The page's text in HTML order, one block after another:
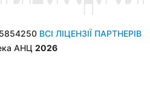
ВСІ ЛІЦЕНЗІЇ ПАРТНЕРІВ
АНЦ 2026